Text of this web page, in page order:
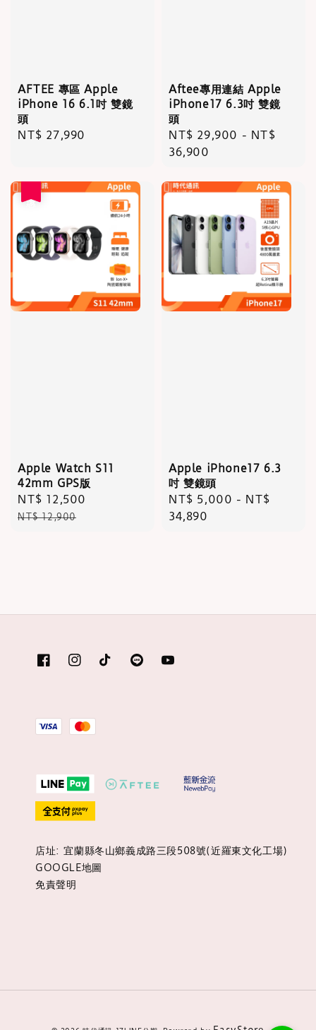
AFTEE 專區 Apple
iPhone 16 6.1吋 雙鏡
頭
Regular
NT$ 27,990
Aftee專用連結 Apple
iPhone17 6.3吋 雙鏡
頭
Regular
price
NT$ 29,900 - NT$
36,900
Apple Watch S11
42mm GPS版
Sale
price
NT$ 12,500
NT$ 12,900
Apple iPhone17 6.3
吋 雙鏡頭
Regular
price
NT$ 5,000 - NT$
34,890
店址: 宜蘭縣冬山鄉義成路三段508號(近羅東文化工場)
GOOGLE地圖
免責聲明